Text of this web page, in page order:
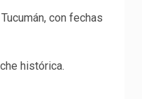
con fechas
histórica.